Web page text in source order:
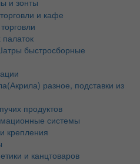
и зонты
и кафе
быстросборные
разное, подставки из
продуктов
системы
крепления
и канцтоваров